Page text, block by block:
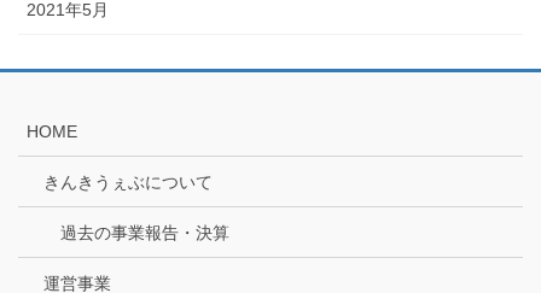
2021年5月
HOME
きんきうぇぶについて
過去の事業報告・決算
運営事業